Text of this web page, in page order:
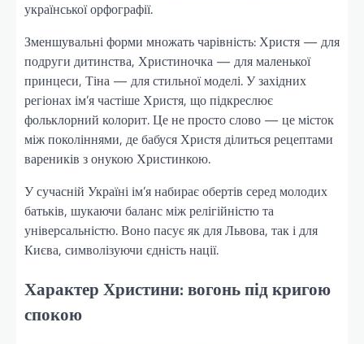
української орфографії.
Зменшувальні форми множать чарівність: Христя — для
подруги дитинства, Христиночка — для маленької
принцеси, Тіна — для стильної моделі. У західних
регіонах ім’я частіше Христя, що підкреслює
фольклорний колорит. Це не просто слово — це місток
між поколіннями, де бабуся Христя ділиться рецептами
вареників з онукою Христинкою.
У сучасній Україні ім’я набирає обертів серед молодих
батьків, шукаючи баланс між релігійністю та
універсальністю. Воно пасує як для Львова, так і для
Києва, символізуючи єдність нації.
Характер Христини: вогонь під кригою
спокою